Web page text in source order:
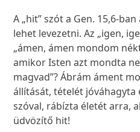
A „hit” szót a Gen. 15,6-
lehet levezetni. Az „igen,
„ámen, ámen mondom
amikor Isten azt mondta
magvad”? Ábrám áment
állítását, tételét jóváhagyta
szóval, rábízta életét arra,
üdvözítő hit!